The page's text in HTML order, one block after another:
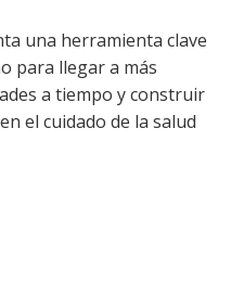
una herramienta clave
para llegar a más
a tiempo y construir
el cuidado de la salud